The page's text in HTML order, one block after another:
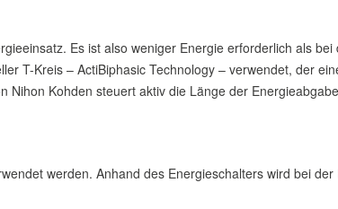
Es ist also weniger Energie erforderlich als bei
T-Kreis – ActiBiphasic Technology – verwendet, der
Nihon Kohden steuert aktiv die Länge der
werden. Anhand des Energieschalters wird bei der